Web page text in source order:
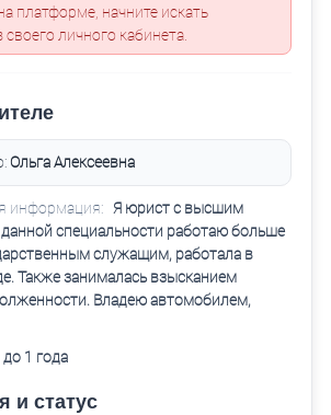
платформе, начните искать
личного кабинета.
Ольга Алексеевна
информация:
Я юрист с высшим
специальности работаю больше
служащим, работала в
Также занималась взысканием
Владею автомобилем,
до 1 года
и статус